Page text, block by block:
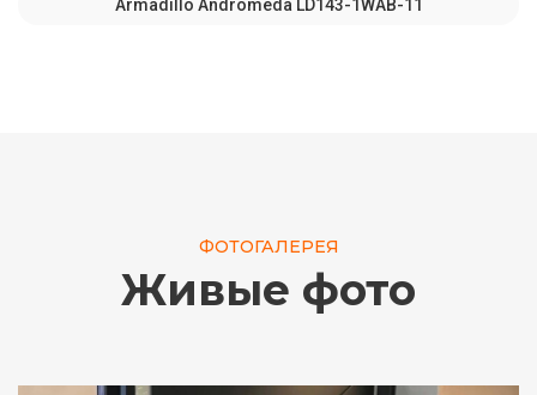
Armadillo Andromeda LD143-1WAB-11
ФОТОГАЛЕРЕЯ
Живые фото